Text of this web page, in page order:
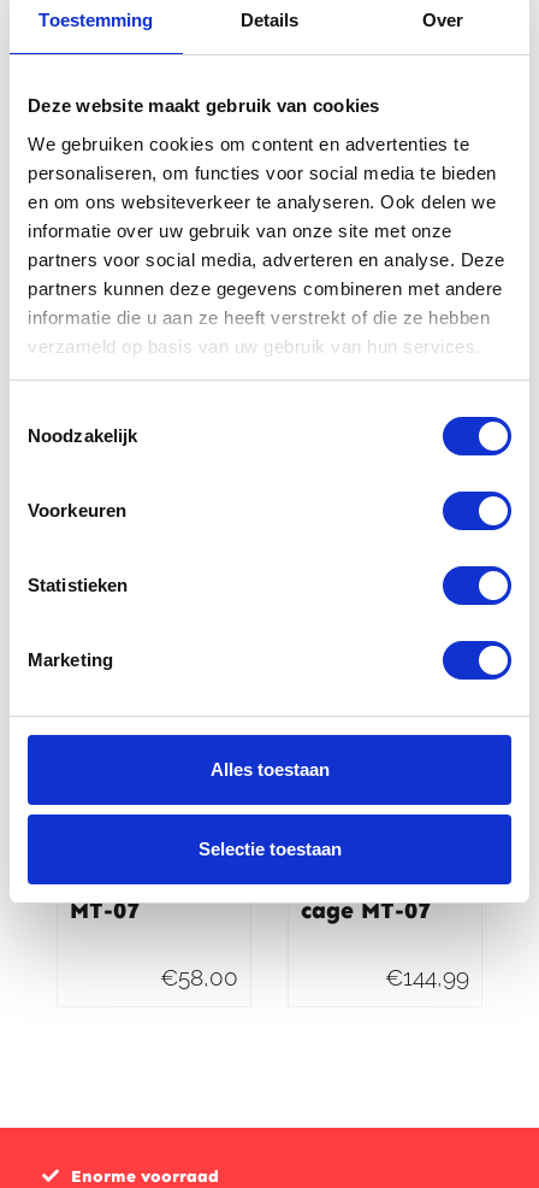
Toestemming Details Over
Deze website maakt gebruik van cookies
We gebruiken cookies om content en advertenties te
personaliseren, om functies voor social media te bieden
en om ons websiteverkeer te analyseren. Ook delen we
informatie over uw gebruik van onze site met onze
partners voor social media, adverteren en analyse. Deze
partners kunnen deze gegevens combineren met andere
informatie die u aan ze heeft verstrekt of die ze hebben
verzameld op basis van uw gebruik van hun services.
Noodzakelijk
Voorkeuren
Statistieken
Marketing
Alles toestaan
Selectie toestaan
Gerelateerde
producten
Yamaha 12V
aansluiting
MT-07
€58,00
Yamaha Duo
zadel moto
cage MT-07
€144,99
Enorme voorraad